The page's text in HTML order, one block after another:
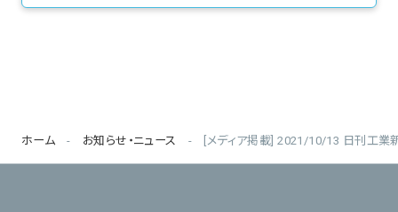
ホーム お知らせ・ニュース [メディア掲載] 2021/10/13 日刊工業